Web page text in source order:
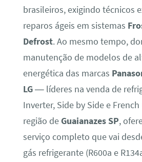
brasileiros, exigindo técnicos
reparos ágeis em sistemas
Defrost. Ao mesmo tempo,
manutenção de modelos de
energética das marcas
LG— líderes na venda de
Inverter, Side by Side e
região deGuaianazes SP,
serviço completo que vai
gás refrigerante (R600a e